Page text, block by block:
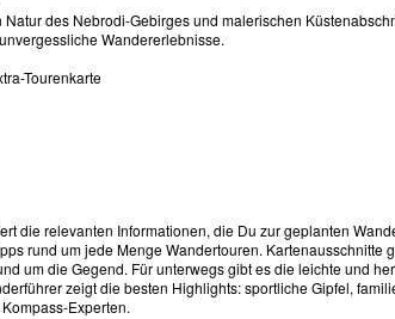
des Nebrodi-Gebirges und malerischen
Wandererlebnisse.
Tourenkarte
die relevanten Informationen, die Du zur geplanten
rund um jede Menge Wandertouren. Kartenausschnitte
um die Gegend. Für unterwegs gibt es die leichte und
zeigt die besten Highlights: sportliche Gipfel,
Experten.